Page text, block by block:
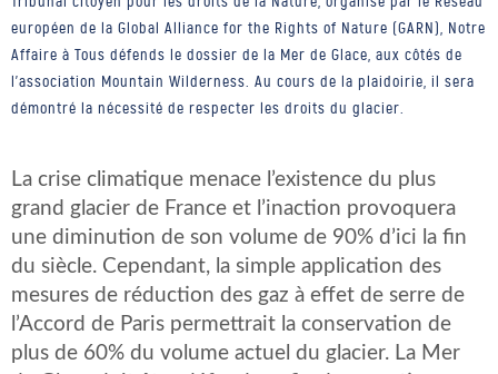
européen de la Global Alliance for the Rights of Nature (GARN), Notre
Affaire à Tous défends le dossier de la Mer de Glace, aux côtés de
l’association Mountain Wilderness. Au cours de la plaidoirie, il sera
démontré la nécessité de respecter les droits du glacier.
La crise climatique menace l’existence du plus
grand glacier de France et l’inaction provoquera
une diminution de son volume de 90% d’ici la fin
du siècle. Cependant, la simple application des
mesures de réduction des gaz à effet de serre de
l’Accord de Paris permettrait la conservation de
plus de 60% du volume actuel du glacier. La Mer